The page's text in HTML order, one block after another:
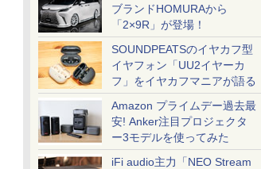
ブランドHOMURAから
「2×9R」が登場！
SOUNDPEATSのイヤカフ型
イヤフォン「UU2イヤーカ
フ」をイヤカフマニアが語る
Amazon プライムデー過去最
安! Anker注目プロジェクタ
ー3モデルを使ってみた
iFi audio主力「NEO Stream